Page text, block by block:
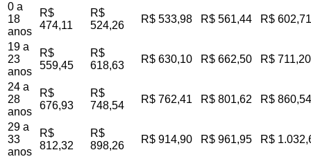
0 a
18
anos
R$
474,11
R$
524,26
R$ 533,98 R$ 561,44 R$ 602,71
19 a
23
anos
R$
559,45
R$
618,63
R$ 630,10 R$ 662,50 R$ 711,20
24 a
28
anos
R$
676,93
R$
748,54
R$ 762,41 R$ 801,62 R$ 860,54
29 a
33
anos
R$
812,32
R$
898,26
R$ 914,90 R$ 961,95 R$